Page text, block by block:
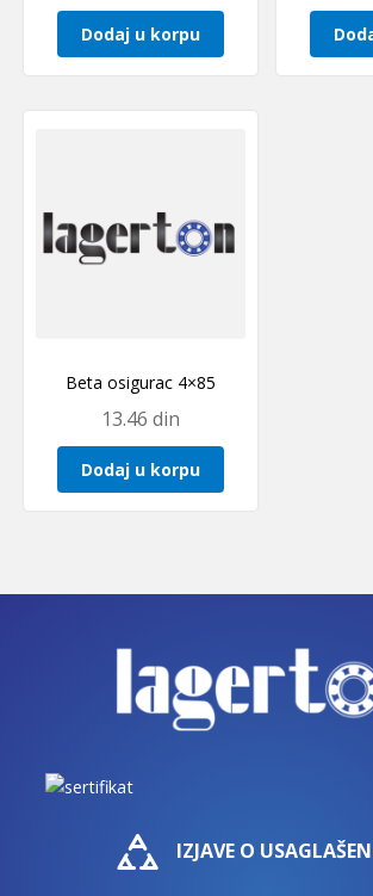
Dodaj u korpu
Beta osigurac 4×85
13.46 din
Dodaj u korpu
IZJAVE O